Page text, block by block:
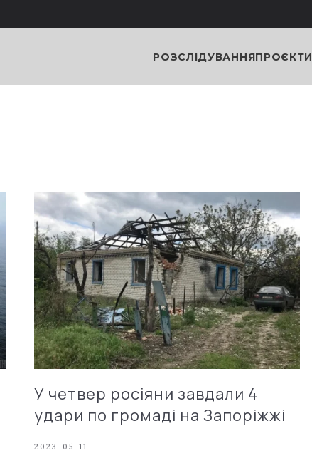
РОЗСЛІДУВАННЯПРОЄКТИ
У четвер росіяни завдали 4
удари по громаді на Запоріжжі
2023-05-11